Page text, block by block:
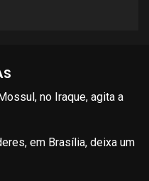
no Iraque, agita a
em Brasília, deixa um